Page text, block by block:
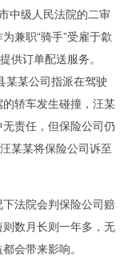
中级人民法院的二审
兼职“骑手”受雇于歙
供订单配送服务。
某某公司指派在驾驶
轿车发生碰撞，汪某
责任，但保险公司仍
某某将保险公司诉至
法院会判保险公司赔
数月长则一年多，无
会带来影响。